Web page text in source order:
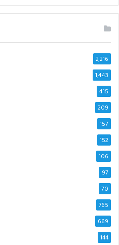
2,216
1,443
415
209
157
152
106
97
70
765
669
144